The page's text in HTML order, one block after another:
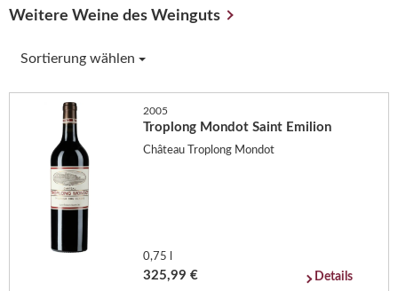
Weitere Weine des Weinguts
Sortierung wählen
2005
Troplong Mondot Saint Emilion
Château Troplong Mondot
0,75 l
325,99 € Details